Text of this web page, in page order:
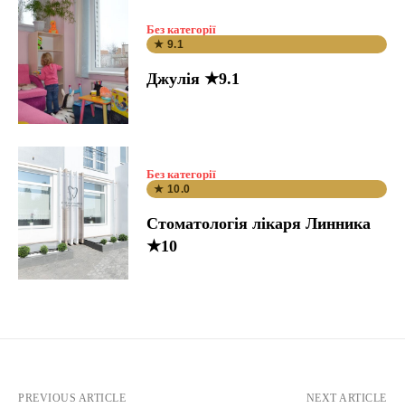
Без категорії
★ 9.1
Джулія ★9.1
Без категорії
★ 10.0
Стоматологія лікаря Линника
★10
PREVIOUS ARTICLE NEXT ARTICLE